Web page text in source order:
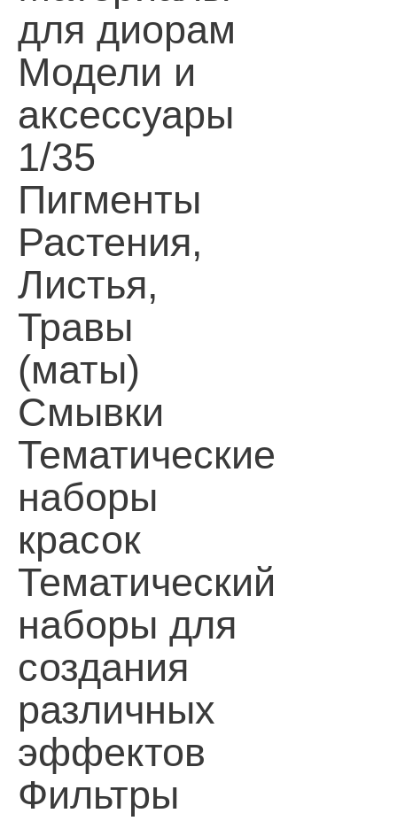
для диорам
Модели и
аксессуары
1/35
Пигменты
Растения,
Листья,
Травы
(маты)
Смывки
Тематические
наборы
красок
Тематический
наборы для
создания
различных
эффектов
Фильтры